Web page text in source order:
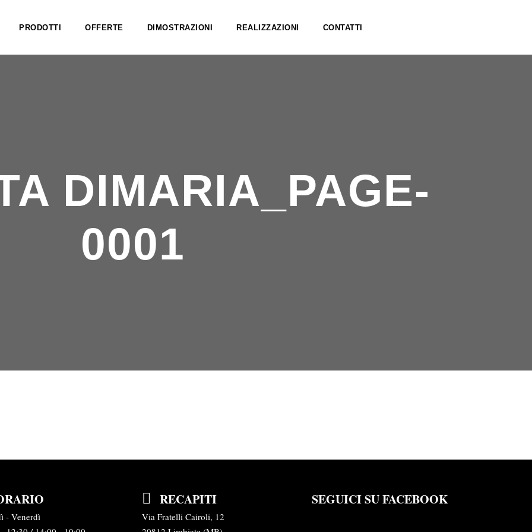
PRODOTTI OFFERTE DIMOSTRAZIONI REALIZZAZIONI CONTATTI
DIMARIA_PAGE-
0001
- Venerdì
RECAPITI
Via Fratelli Cairoli, 12
SEGUICI SU FACEBOOK